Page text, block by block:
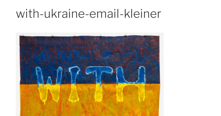
with-ukraine-email-kleiner